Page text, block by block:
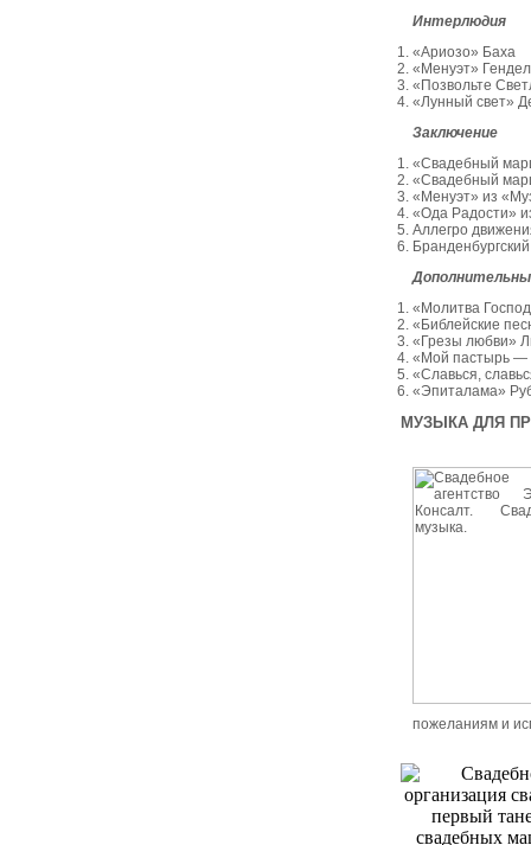
Интерлюдия
«Ариозо» Баха
«Менуэт»
«Позвольте
«Лунный свет»
Заключение
«Свадебный
«Свадебный
«Менуэт» из
«Ода Радости»
Аллегро
«Молитва
«Библейские
«Грезы любви»
«Мой пастырь —
«Славься,
«Эпиталама»
МУЗЫКА ДЛЯ
пожеланиям и